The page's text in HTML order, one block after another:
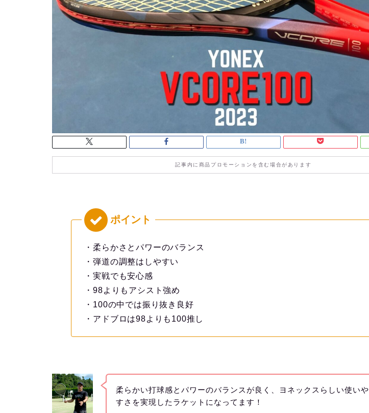
記事内に商品プロモーションを含む場合があります
・柔らかさとパワーのバランス
・弾道の調整はしやすい
・実戦でも安心感
・98よりもアシスト強め
・100の中では振り抜き良好
・アドブロは98よりも100推し
柔らかい打球感とパワーのバランスが良く、ヨネックスらしい使いや
すさを実現したラケットになってます！